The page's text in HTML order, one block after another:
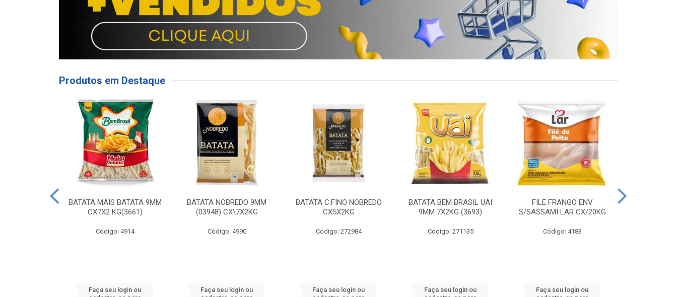
Produtos em Destaque
BATATA MAIS BATATA 9MM
CX7X2 KG(3661)
Código: 4914
Faça seu login ou
BATATA NOBREDO 9MM
(03948) CX\7X2KG
Código: 4990
Faça seu login ou
BATATA C.FINO NOBREDO
CX5X2KG
Código: 272984
Faça seu login ou
BATATA BEM BRASIL UAI
9MM 7X2KG (3693)
Código: 271135
Faça seu login ou
FILE FRANGO ENV
S/SASSAMI LAR CX/20KG
Código: 4183
Faça seu login ou